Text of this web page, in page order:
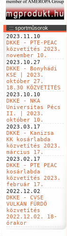
::: sportmûsorok
2023.11.10
DKKE - PTE-PEAC
közvetítés 2023.
november 10.
2023.10.27
DKKE - Bonyhádi
KSE | 2023.
október 27.
18.30 KÖZVETÍTÉS
2023.10.10
DKKE - NKA
Universitas Pécs
II. | 2023.
október 10.
2023.03.17
DKKE - Kanizsa
KK kosárlabda
közvetítés 2023.
március 17.
2023.02.17
DKKE - PTE PEAC
kosárlabda
közvetítés 2023.
február 17.
2022.12.02
DKKE - CVSE
VULKÁN FÜRDÖ
közvetítés
2022.12.02. 18-
órakor